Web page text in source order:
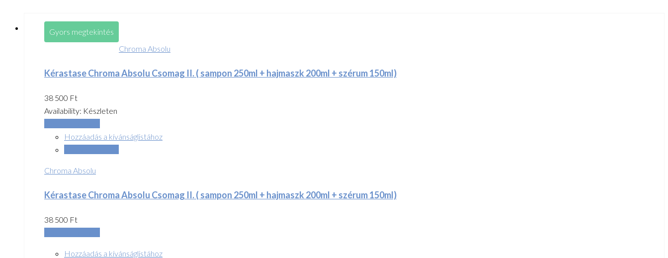
Gyors megtekintés
Chroma Absolu
Kérastase Chroma Absolu Csomag II. ( sampon 250ml + hajmaszk 200ml + szérum 150ml)
38 500 Ft
Availability: Készleten
Hozzáadás a kívánságlistához
Chroma Absolu
Kérastase Chroma Absolu Csomag II. ( sampon 250ml + hajmaszk 200ml + szérum 150ml)
38 500 Ft
Hozzáadás a kívánságlistához